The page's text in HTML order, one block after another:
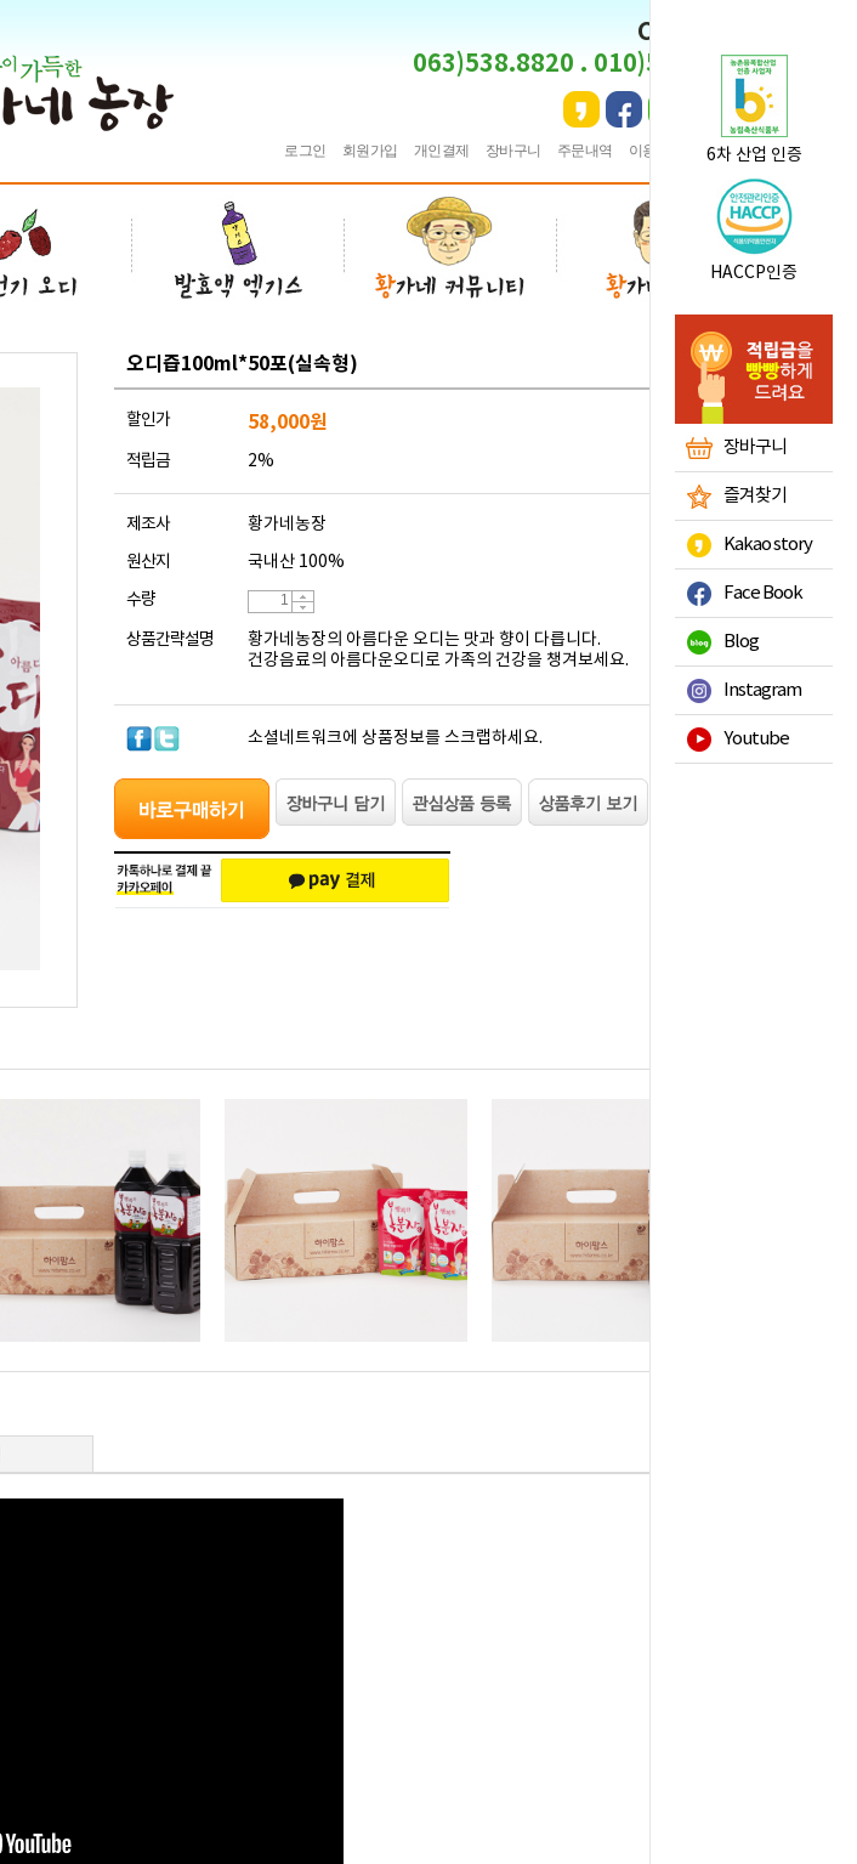
CS CENTER
063)538.8820 . 010)5495.8820
로그인 회원가입 개인결제 장바구니 주문내역 이용안내 ★즐겨찾기
6차 산업 인증
HACCP인증
장바구니
즐겨찾기
Kakao story
Face Book
Blog
Instagram
Youtube
오디즙100ml*50포(실속형)
할인가 58,000원
적립금 2%
제조사
황가네농장
원산지
국내산 100%
수량
상품간략설명
황가네농장의 아름다운 오디는 맛과 향이 다릅니다.
건강음료의 아름다운오디로 가족의 건강을 챙겨보세요.
소셜네트워크에 상품정보를 스크랩하세요.